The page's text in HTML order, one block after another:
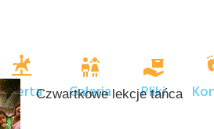
Czwartkowe lekcje tańca
Oferta Pliki
Galeria